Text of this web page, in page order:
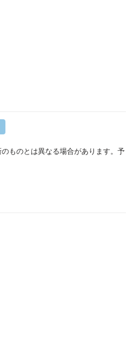
ものとは異なる場合があります。予